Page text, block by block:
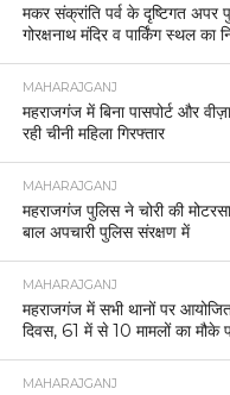
मकर संक्रांति पर्व के दृष्टिगत अपर
गोरक्षनाथ मंदिर व पार्किंग स्थल का
MAHARAJGANJ
महराजगंज में बिना पासपोर्ट और
रही चीनी महिला गिरफ्तार
MAHARAJGANJ
महराजगंज पुलिस ने चोरी की
बाल अपचारी पुलिस संरक्षण में
MAHARAJGANJ
महराजगंज में सभी थानों पर
दिवस, 61 में से 10 मामलों का मौके
MAHARAJGANJ